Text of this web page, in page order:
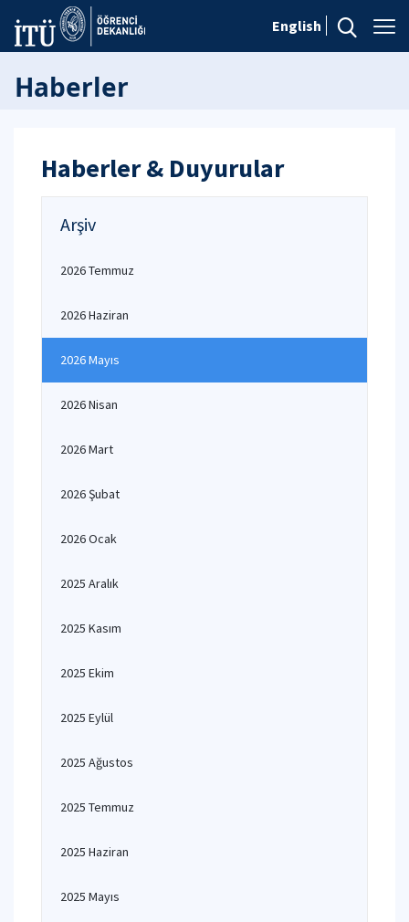
English
Haberler
Haberler & Duyurular
Arşiv
2026 Temmuz
2026 Haziran
2026 Mayıs
2026 Nisan
2026 Mart
2026 Şubat
2026 Ocak
2025 Aralık
2025 Kasım
2025 Ekim
2025 Eylül
2025 Ağustos
2025 Temmuz
2025 Haziran
2025 Mayıs